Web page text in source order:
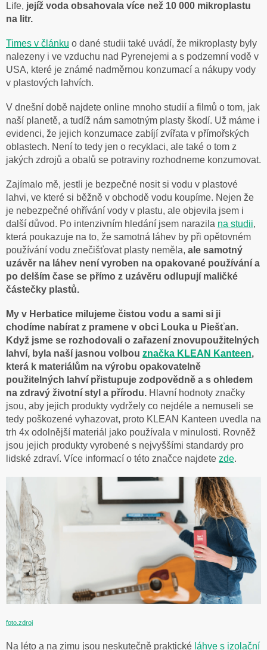
Life, jejíž voda obsahovala více než 10 000 mikroplastu
na litr.
Times v článku o dané studii také uvádí, že mikroplasty byly
nalezeny i ve vzduchu nad Pyrenejemi a s podzemní vodě v
USA, které je známé nadměrnou konzumací a nákupy vody
v plastových lahvích.
V dnešní době najdete online mnoho studií a filmů o tom, jak
naší planetě, a tudíž nám samotným plasty škodí. Už máme i
evidenci, že jejich konzumace zabíjí zvířata v přímořských
oblastech. Není to tedy jen o recyklaci, ale také o tom z
jakých zdrojů a obalů se potraviny rozhodneme konzumovat.
Zajímalo mě, jestli je bezpečné nosit si vodu v plastové
lahvi, ve které si běžně v obchodě vodu koupíme. Nejen že
je nebezpečné ohřívání vody v plastu, ale objevila jsem i
další důvod. Po intenzivním hledání jsem narazila na studii,
která poukazuje na to, že samotná láhev by při opětovném
používání vodu znečišťovat plasty neměla, ale samotný
uzávěr na láhev není vyroben na opakované používání a
po delším čase se přímo z uzávěru odlupují maličké
částečky plastů.
My v Herbatice milujeme čistou vodu a sami si ji
chodíme nabírat z pramene v obci Louka u Piešťan.
Když jsme se rozhodovali o zařazení znovupoužitelných
lahví, byla naší jasnou volbou značka KLEAN Kanteen,
která k materiálům na výrobu opakovatelně
použitelných lahví přistupuje zodpovědně a s ohledem
na zdravý životní styl a přírodu. Hlavní hodnoty značky
jsou, aby jejich produkty vydržely co nejdéle a nemuseli se
tedy poškozené vyhazovat, proto KLEAN Kanteen uvedla na
trh 4x odolnější materiál jako používala v minulosti. Rovněž
jsou jejich produkty vyrobené s nejvyššími standardy pro
lidské zdraví. Více informací o této značce najdete zde.
foto.zdroj
Na léto a na zimu jsou neskutečně praktické láhve s izolační